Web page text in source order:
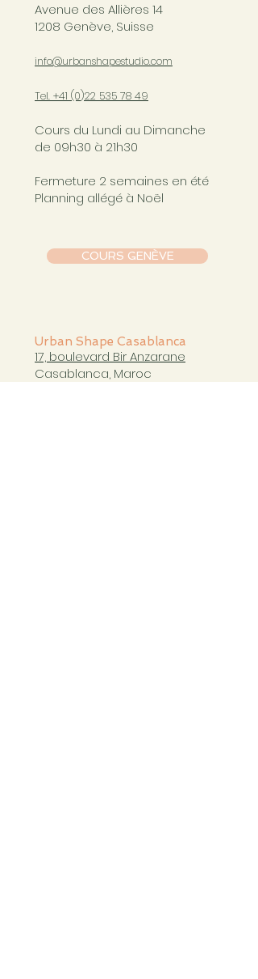
COURS GENÈVE
Avenue des Allières 14
1208 Genève, Suisse
info@urbanshapestudio.com
Tel. +41 (0)22 535 78 49
Cours du Lundi au Dimanche
de 09h30 à 21h30
Fermeture 2 semaines en été
Planning allégé à Noël
Urban Shape Casablanca
17, boulevard Bir Anzarane
Casablanca, Maroc